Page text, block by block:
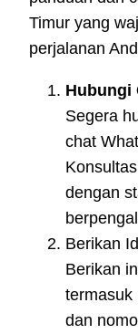
Timur yang
perjalanan
Hubungi
Segera
chat
dengan
Berikan
Berikan
termasuk
dan